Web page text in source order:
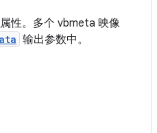
性。多个 vbmeta 映像
输出参数中。